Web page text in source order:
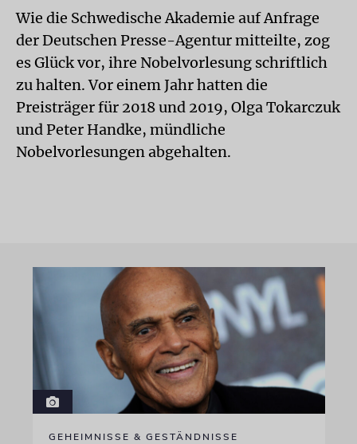
Wie die Schwedische Akademie auf Anfrage
der Deutschen Presse-Agentur mitteilte, zog
es Glück vor, ihre Nobelvorlesung schriftlich
zu halten. Vor einem Jahr hatten die
Preisträger für 2018 und 2019, Olga Tokarczuk
und Peter Handke, mündliche
Nobelvorlesungen abgehalten.
GEHEIMNISSE & GESTÄNDNISSE